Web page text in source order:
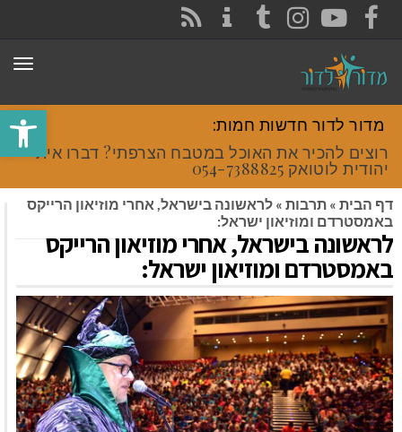
פתח
FACEBOOK
YOUTUBE
INSTAGRAM
TUMBLR
מדור לדור חדשות חמות:
רוצים להכיר את האוכל במטבח הצרפתי? דברו איתי
יהודית לוטואק 054-7388825.
דף הבית » תרבות » לראשונה בישראל, אחרי מוזיאון הרייקס
באמסטרדם ומוזיאון ישראל:
לראשונה בישראל, אחרי מוזיאון הרייקס
באמסטרדם ומוזיאון ישראל: